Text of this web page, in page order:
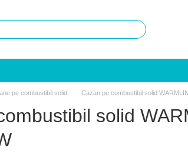
pe combustibil solid Cazan pe combustibil solid
solid